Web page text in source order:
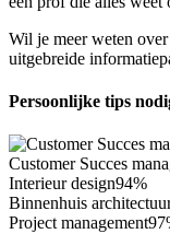
Wil je meer weten
uitgebreide
Persoonlijke tips
Customer Succes
Interieur design94%
Binnenhuis
Project management